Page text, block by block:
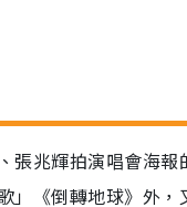
張兆輝拍演唱會海
」《倒轉地球》外